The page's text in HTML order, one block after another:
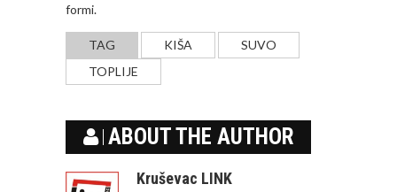
formi.
TAG KIŠA
SUVO
TOPLIJE
ABOUT THE AUTHOR
Kruševac LINK